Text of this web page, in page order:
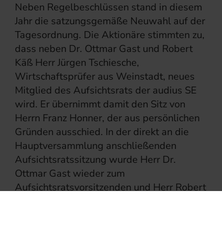
Neben Regelbeschlüssen stand in diesem
Jahr die satzungsgemäße Neuwahl auf der
Tagesordnung. Die Aktionäre stimmten zu,
dass neben Dr. Ottmar Gast und Robert
Käß Herr Jürgen Tschiesche,
Wirtschaftsprüfer aus Weinstadt, neues
Mitglied des Aufsichtsrats der audius SE
wird. Er übernimmt damit den Sitz von
Herrn Franz Honner, der aus persönlichen
Gründen ausschied. In der direkt an die
Hauptversammlung anschließenden
Aufsichtsratssitzung wurde Herr Dr.
Ottmar Gast wieder zum
Aufsichtsratsvorsitzenden und Herr Robert